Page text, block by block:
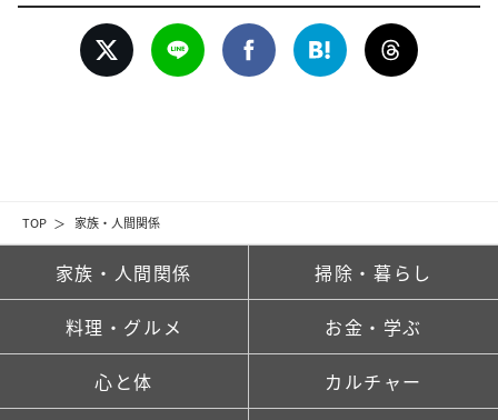
TOP 家族・人間関係
家族・人間関係 掃除・暮らし
料理・グルメ お金・学ぶ
心と体 カルチャー